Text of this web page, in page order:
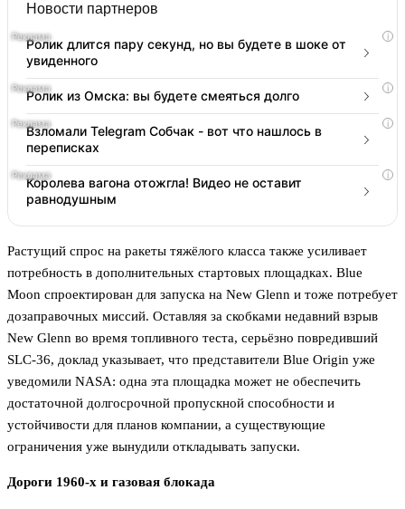
Новости партнеров
i
Ролик длится пару секунд, но вы будете в шоке от
увиденного
i
Ролик из Омска: вы будете смеяться долго
i
Взломали Telegram Собчак - вот что нашлось в
переписках
i
Королева вагона отожгла! Видео не оставит
равнодушным
Растущий спрос на ракеты тяжёлого класса также усиливает
потребность в дополнительных стартовых площадках. Blue
Moon спроектирован для запуска на New Glenn и тоже потребует
дозаправочных миссий. Оставляя за скобками недавний взрыв
New Glenn во время топливного теста, серьёзно повредивший
SLC-36, доклад указывает, что представители Blue Origin уже
уведомили NASA: одна эта площадка может не обеспечить
достаточной долгосрочной пропускной способности и
устойчивости для планов компании, а существующие
ограничения уже вынудили откладывать запуски.
Дороги 1960-х и газовая блокада